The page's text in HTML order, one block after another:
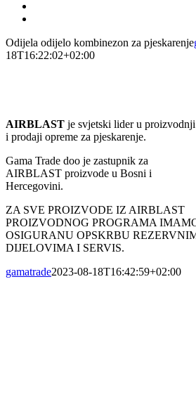
Odijela odijelo kombinezon za pjeskarenje
18T16:22:02+02:00
AIRBLAST je svjetski lider u proizvodnji
i prodaji opreme za pjeskarenje.
Gama Trade doo je zastupnik za
AIRBLAST proizvode u Bosni i
Hercegovini.
ZA SVE PROIZVODE IZ AIRBLAST
PROIZVODNOG PROGRAMA
OSIGURANU OPSKRBU
DIJELOVIMA I SERVIS.
gamatrade2023-08-18T16:42:59+02:00